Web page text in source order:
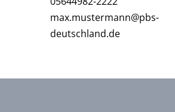
max.mustermann@pbs-
deutschland.de